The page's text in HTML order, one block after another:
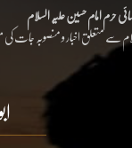
حرم امام حسین علیہ السلام
سے متعلق اخبار و منصوبہ جات کی